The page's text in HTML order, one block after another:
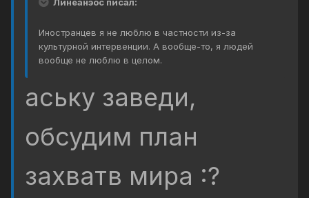
Линеанэос писал:
Иностранцев я не люблю в частности из-за
культурной интервенции. А вообще-то, я людей
вообще не люблю в целом.
аську заведи,
обсудим план
захватв мира :?